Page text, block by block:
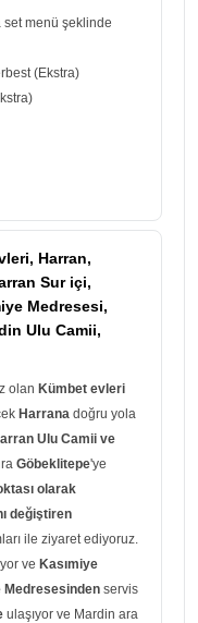
set menü şeklinde
(Ekstra)
Harran,
Sur içi,
Medresesi,
Ulu Camii,
olan Kümbet evleri
Harrana doğru yola
Ulu Camii ve
Göbeklitepe'ye
olarak
değiştiren
ile ziyaret ediyoruz.
ve Kasımiye
Medresesinden servis
ulaşıyor ve Mardin ara